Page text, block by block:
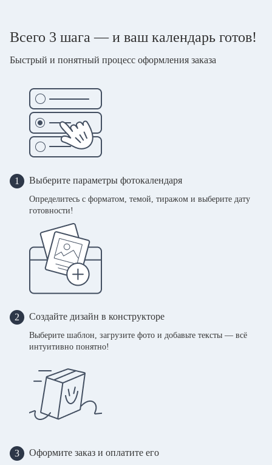
Всего 3 шага — и ваш календарь готов!
Быстрый и понятный процесс оформления заказа
1 Выберите параметры фотокалендаря
Определитесь с форматом, темой, тиражом и выберите дату
готовности!
2 Создайте дизайн в конструкторе
Выберите шаблон, загрузите фото и добавьте тексты — всё
интуитивно понятно!
3 Оформите заказ и оплатите его